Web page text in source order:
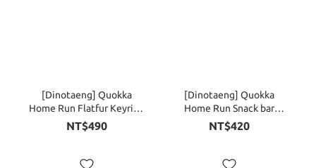
[Dinotaeng] Quokka
Home Run Flatfur Keyring
(鑰匙圈) - 7Types
NT$490
[Dinotaeng] Quokka
Home Run Snack bar
Keyring ver.1 (吊飾) -
2Types
NT$420